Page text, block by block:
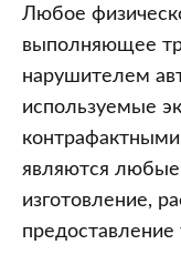
Любое
выполняющее
нарушителем
используемые
являются любые
изготовление,
предоставление